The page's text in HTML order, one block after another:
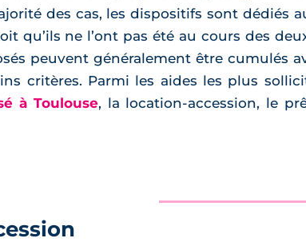
des cas, les dispositifs sont dédiés
qu’ils ne l’ont pas été au cours des
peuvent généralement être cumulés
critères. Parmi les aides les plus
à Toulouse, la location-accession, le